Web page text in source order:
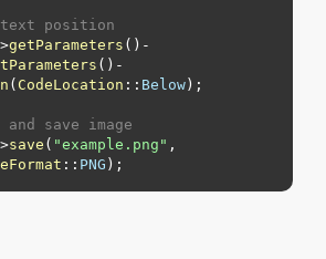
position
getParameters ()-
()-
( CodeLocation :: Below );
save image
save ( "example.png"
:: PNG